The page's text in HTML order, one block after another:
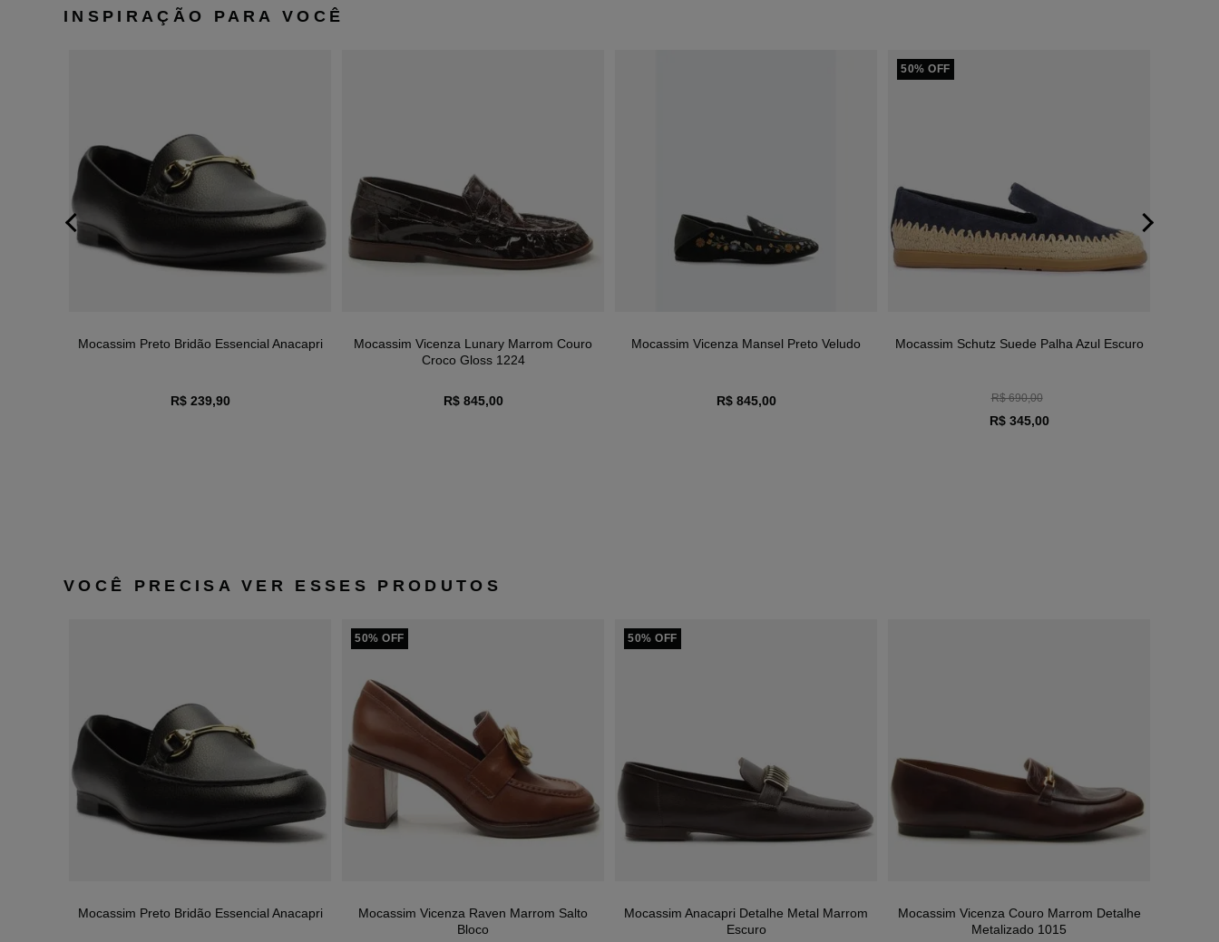
INSPIRAÇÃO PARA VOCÊ
Mocassim Preto Bridão Essencial Anacapri
R$ 239,90
Mocassim Vicenza Lunary Marrom Couro
Croco Gloss 1224
R$ 845,00
Mocassim Vicenza Mansel Preto Veludo
R$ 845,00
50% OFF
Mocassim Schutz Suede Palha Azul Escuro
R$ 690,00
R$ 345,00
VOCÊ PRECISA VER ESSES PRODUTOS
Mocassim Preto Bridão Essencial Anacapri
50% OFF
Mocassim Vicenza Raven Marrom Salto
Bloco
50% OFF
Mocassim Anacapri Detalhe Metal Marrom
Escuro
Mocassim Vicenza Couro Marrom Detalhe
Metalizado 1015